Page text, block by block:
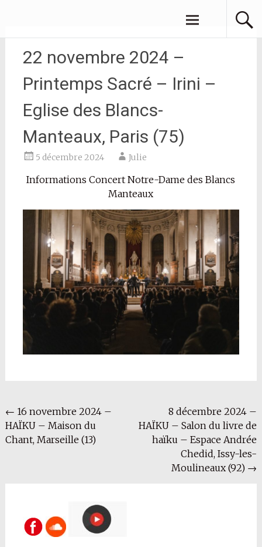
contenu
principal22 novembre 2024 –
Printemps Sacré – Irini –
Eglise des Blancs-
Manteaux, Paris (75)
5 décembre 2024 Julie
Informations Concert Notre-Dame des Blancs
Manteaux
Navigation
de
l'article
← 16 novembre 2024 –
HAÏKU – Maison du
Chant, Marseille (13)
8 décembre 2024 –
HAÏKU – Salon du livre de
haïku – Espace Andrée
Chedid, Issy-les-
Moulineaux (92) →